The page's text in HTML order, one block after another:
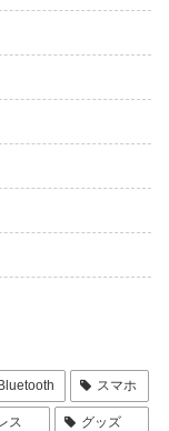
スマホ
ス グッズ